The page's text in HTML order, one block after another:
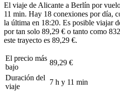
El viaje de Alicante a Berlín por
11 min. Hay 18 conexiones por día,
la última en 18:20. Es posible viajar
por tan solo 89,29 € o tanto como
este trayecto es 89,29 €.
El precio más
bajo
89,29 €
Duración del
viaje
7 h y 11 min